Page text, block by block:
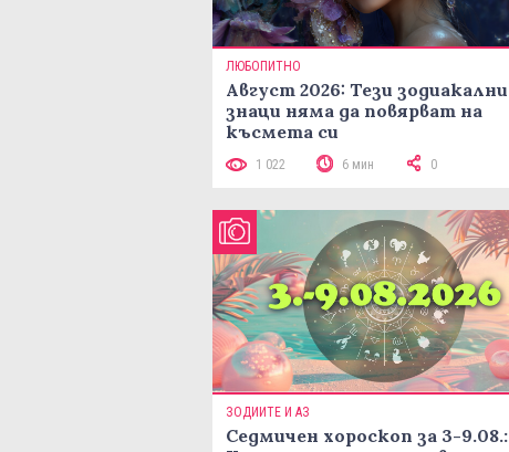
ЛЮБОПИТНО
Август 2026: Тези зодиакални
знаци няма да повярват на
късмета си
1 022 6 мин 0
ЗОДИИТЕ И АЗ
Седмичен хороскоп за 3-9.08.: